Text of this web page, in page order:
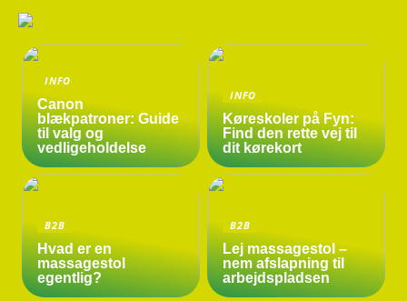
INFO
Canon
blækpatroner: Guide
til valg og
vedligeholdelse
INFO
Køreskoler på Fyn:
Find den rette vej til
dit kørekort
B2B
Hvad er en
massagestol
egentlig?
B2B
Lej massagestol –
nem afslapning til
arbejdspladsen